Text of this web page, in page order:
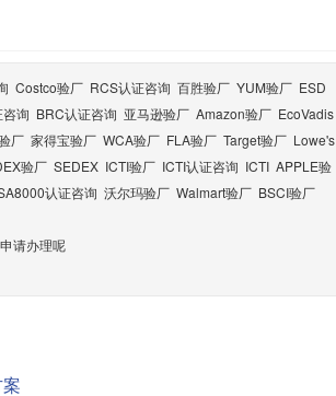
Costco验厂 RCS认证咨询 百胜验厂 YUM验厂 ESD
询 BRC认证咨询 亚马逊验厂 Amazon验厂 EcoVadis
厂 家得宝验厂 WCA验厂 FLA验厂 Target验厂 Lowe's
验厂 SEDEX ICTI验厂 ICTI认证咨询 ICTI APPLE验
认证咨询 沃尔玛验厂 Walmart验厂 BSCI验厂
请办理呢